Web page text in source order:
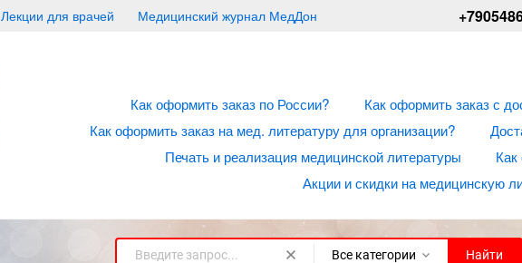
Лекции для врачей Медицинский журнал МедДон
Как оформить заказ по России?
Как оформить заказ с
Как оформить заказ на мед. литературу для организации?
Печать и реализация медицинской литературы
Как
Акции и скидки на медицинскую
Все категории Найти